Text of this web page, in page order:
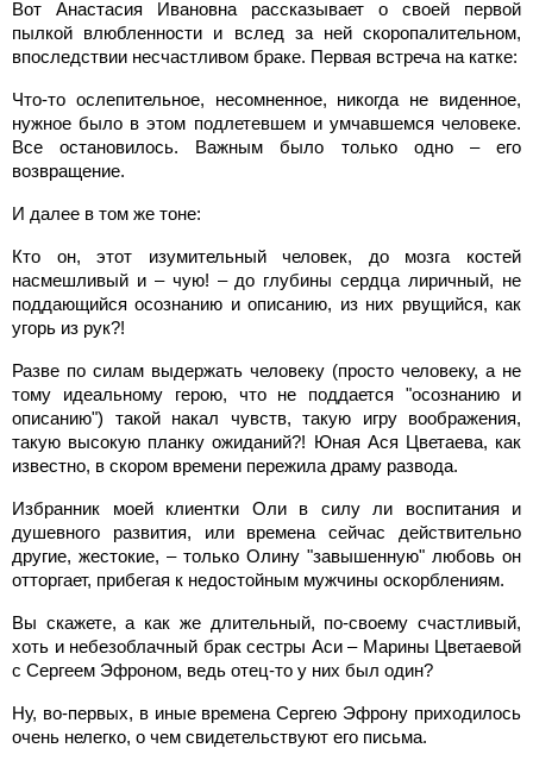
Вот Анастасия Ивановна рассказывает о своей первой
пылкой влюбленности и вслед за ней скоропалительном,
впоследствии несчастливом браке. Первая встреча на катке:
Что-то ослепительное, несомненное, никогда не виденное,
нужное было в этом подлетевшем и умчавшемся человеке.
Все остановилось. Важным было только одно – его
возвращение.
И далее в том же тоне:
Кто он, этот изумительный человек, до мозга костей
насмешливый и – чую! – до глубины сердца лиричный, не
поддающийся осознанию и описанию, из них рвущийся, как
угорь из рук?!
Разве по силам выдержать человеку (просто человеку, а не
тому идеальному герою, что не поддается "осознанию и
описанию") такой накал чувств, такую игру воображения,
такую высокую планку ожиданий?! Юная Ася Цветаева, как
известно, в скором времени пережила драму развода.
Избранник моей клиентки Оли в силу ли воспитания и
душевного развития, или времена сейчас действительно
другие, жестокие, – только Олину "завышенную" любовь он
отторгает, прибегая к недостойным мужчины оскорблениям.
Вы скажете, а как же длительный, по-своему счастливый,
хоть и небезоблачный брак сестры Аси – Марины Цветаевой
с Сергеем Эфроном, ведь отец-то у них был один?
Ну, во-первых, в иные времена Сергею Эфрону приходилось
очень нелегко, о чем свидетельствуют его письма.